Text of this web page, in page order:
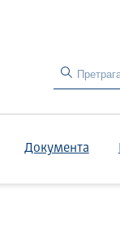
Документа